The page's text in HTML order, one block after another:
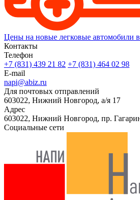
Цены на новые легковые автомобили в
Контакты
Телефон
+7 (831) 439 21 82 +7 (831) 464 02 98
E-mail
napi@abiz.ru
Для почтовых отправлений
603022, Нижний Новгород, а/я 17
Адрес
603022, Нижний Новгород, пр.
Социальные сети